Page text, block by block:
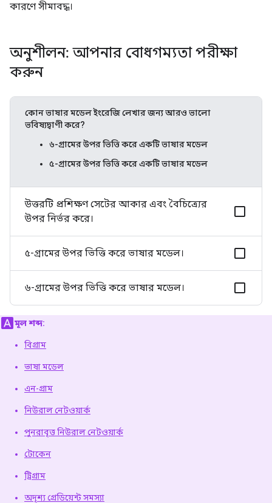
কারণে সীমাবদ্ধ।
অনুশীলন: আপনার বোধগম্যতা পরীক্ষা
করুন
কোন ভাষার মডেল ইংরেজি লেখার জন্য আরও ভালো
ভবিষ্যদ্বাণী করে?
৬-গ্রামের উপর ভিত্তি করে একটি ভাষার মডেল
৫-গ্রামের উপর ভিত্তি করে একটি ভাষার মডেল
উত্তরটি প্রশিক্ষণ সেটের আকার এবং বৈচিত্র্যের
উপর নির্ভর করে।
৫-গ্রামের উপর ভিত্তি করে ভাষার মডেল।
৬-গ্রামের উপর ভিত্তি করে ভাষার মডেল।
মূল শব্দ:
বিগ্রাম
ভাষা মডেল
এন-গ্রাম
নিউরাল নেটওয়ার্ক
পুনরাবৃত্ত নিউরাল নেটওয়ার্ক
টোকেন
ট্রিগ্রাম
অদৃশ্য গ্রেডিয়েন্ট সমস্যা